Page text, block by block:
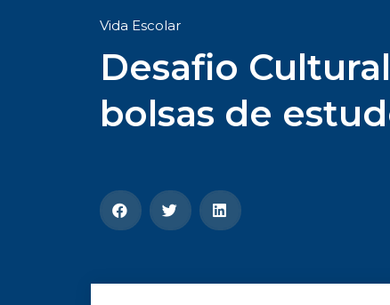
Vida Escolar
Desafio
bolsas de